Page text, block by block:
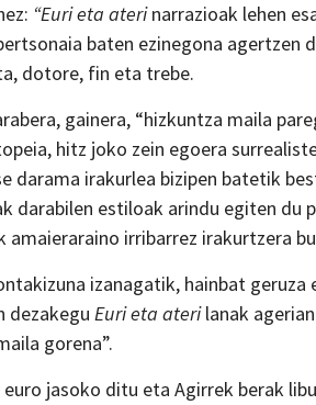
“Euri eta aterinarrazioak lehen
baten ezinegona
dotore, fin eta trebe.
gainera, “hizkuntza maila
hitz joko zein egoera
darama irakurlea bizipen batetik
darabilen estiloak arindu egiten du
amaieraraino irribarrez irakurtzera
izanagatik, hainbat
dezakegu Euri eta aterilanak
gorena”.
euro jasoko ditu eta Agirrek berak